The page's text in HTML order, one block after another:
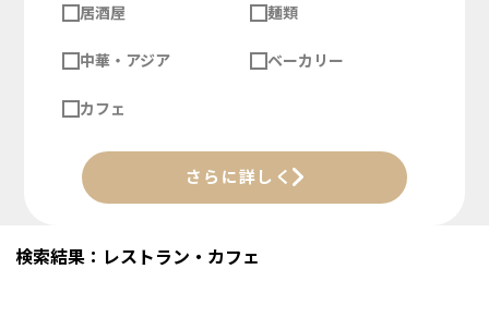
居酒屋 麺類
中華・アジア ベーカリー
カフェ
さらに詳しく
検索結果：レストラン・カフェ